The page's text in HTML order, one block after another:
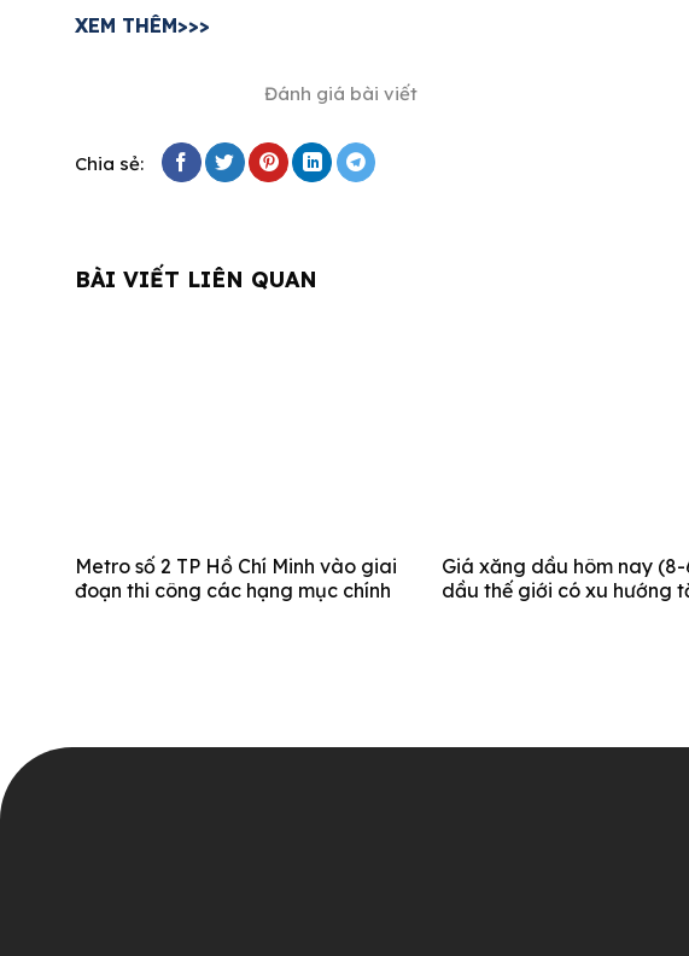
XEM THÊM>>>
Đánh giá bài viết
Chia sẻ:
BÀI VIẾT LIÊN QUAN
Metro số 2 TP Hồ Chí Minh vào giai
đoạn thi công các hạng mục chính
Giá xăng dầu hôm nay (8-
dầu thế giới có xu hướng